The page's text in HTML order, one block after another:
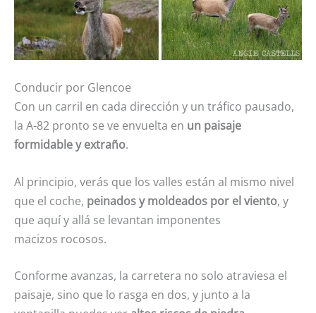
Conducir por Glencoe
Con un carril en cada dirección y un tráfico pausado,
la A-82 pronto se ve envuelta en un paisaje
formidable y extraño.
Al principio, verás que los valles están al mismo nivel
que el coche, peinados y moldeados por el viento, y
que aquí y allá se levantan imponentes
macizos rocosos.
Conforme avanzas, la carretera no solo atraviesa el
paisaje, sino que lo rasga en dos, y junto a la